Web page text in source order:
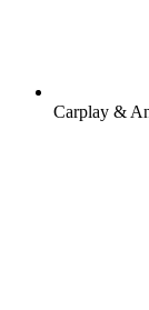
Carplay &